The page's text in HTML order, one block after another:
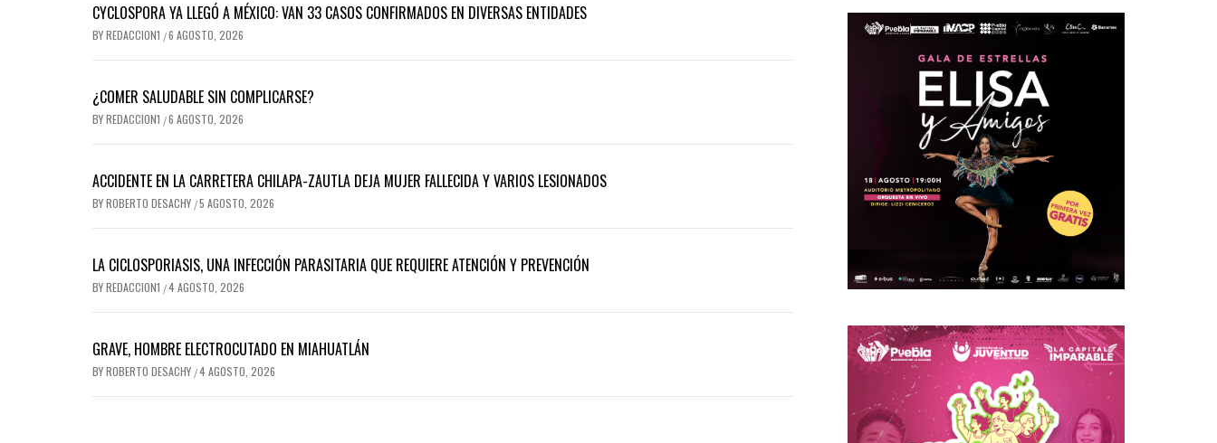
CYCLOSPORA YA LLEGÓ A MÉXICO: VAN 33 CASOS CONFIRMADOS EN DIVERSAS ENTIDADES
BYREDACCION1 /6 AGOSTO, 2026
¿COMER SALUDABLE SIN COMPLICARSE?
BYREDACCION1 /6 AGOSTO, 2026
ACCIDENTE EN LA CARRETERA CHILAPA-ZAUTLA DEJA MUJER FALLECIDA Y VARIOS LESIONADOS
BYROBERTO DESACHY /5 AGOSTO, 2026
LA CICLOSPORIASIS, UNA INFECCIÓN PARASITARIA QUE REQUIERE ATENCIÓN Y PREVENCIÓN
BYREDACCION1 /4 AGOSTO, 2026
GRAVE, HOMBRE ELECTROCUTADO EN MIAHUATLÁN
BYROBERTO DESACHY /4 AGOSTO, 2026